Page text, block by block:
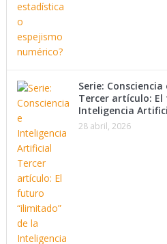
Serie:
Tercer artículo:
Inteligencia
28 abril, 2026